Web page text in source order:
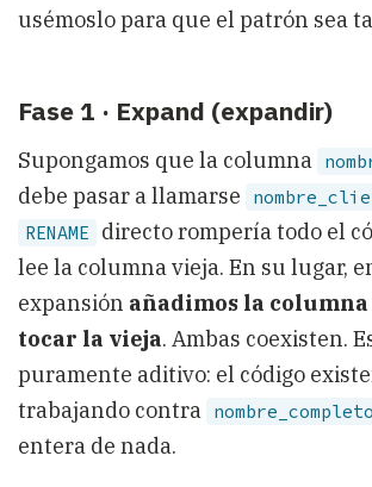
usémoslo para que el patrón sea
Fase 1 · Expand (expandir)
Supongamos que la columna
debe pasar a llamarse
RENAME
directo rompería todo el
lee la columna vieja. En su lugar,
expansión añadimos la
tocar la vieja. Ambas coexisten.
puramente aditivo: el código
trabajando contra nombre_completo
entera de nada.